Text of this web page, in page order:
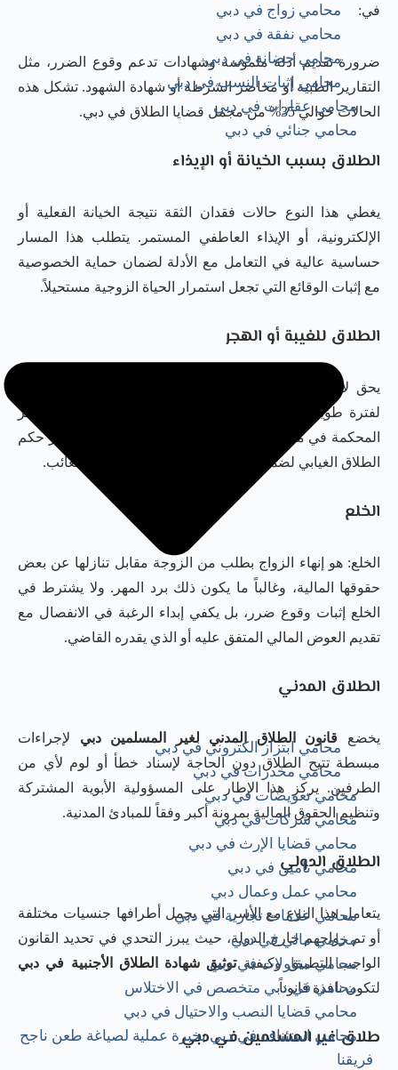
محامي زواج في دبي
محامي نفقة في دبي
محامي حضانة في دبي
محامي إثبات النسب في دبي
محامي عقارات في دبي
محامي جنائي في دبي
محامي ابتزاز الكتروني في دبي
محامي مخدرات في دبي
محامي تعويضات في دبي
محامي شركات في دبي
محامي قضايا الإرث في دبي
محامي تامين في دبي
محامي عمل وعمال دبي
محامي علامات تجارية في دبي
محامي مالي في دبي
محامي مقاولات في دبي
محامي في دبي متخصص في الاختلاس
محامي قضايا النصب والاحتيال في دبي
محامي استئناف في دبي بخبرة عملية لصياغة طعن ناجح
فريقنا
في:
ضرورة تقديم أدلة ملموسة وشهادات تدعم وقوع الضرر، مثل
التقارير الطبية أو محاضر الشرطة أو شهادة الشهود. تشكل هذه
الحالات حوالي 35% من مجمل قضايا الطلاق في دبي.
الطلاق بسبب الخيانة أو الإيذاء
يغطي هذا النوع حالات فقدان الثقة نتيجة الخيانة الفعلية أو
الإلكترونية، أو الإيذاء العاطفي المستمر. يتطلب هذا المسار
حساسية عالية في التعامل مع الأدلة لضمان حماية الخصوصية
مع إثبات الوقائع التي تجعل استمرار الحياة الزوجية مستحيلاً.
الطلاق للغيبة أو الهجر
يحق لأحد الزوجين طلب إنهاء العلاقة إذا غاب الطرف الآخر
لفترة طويلة دون مبرر مقبول أو انقطع تواصله وإنفاقه. تنظر
المحكمة في مدة الغياب والأسباب المحيطة بها قبل إصدار حكم
الطلاق الغيابي لضمان عدم الإجحاف بحقوق الطرف الغائب.
الخلع
الخلع: هو إنهاء الزواج بطلب من الزوجة مقابل تنازلها عن بعض
حقوقها المالية، وغالباً ما يكون ذلك برد المهر. ولا يشترط في
الخلع إثبات وقوع ضرر، بل يكفي إبداء الرغبة في الانفصال مع
تقديم العوض المالي المتفق عليه أو الذي يقدره القاضي.
الطلاق المدني
يخضع قانون الطلاق المدني لغير المسلمين دبي لإجراءات
مبسطة تتيح الطلاق دون الحاجة لإسناد خطأ أو لوم لأي من
الطرفين. يركز هذا الإطار على المسؤولية الأبوية المشتركة
وتنظيم الحقوق المالية بمرونة أكبر وفقاً للمبادئ المدنية.
الطلاق الدولي
يتعامل هذا النوع مع الأسر التي يحمل أطرافها جنسيات مختلفة
أو تم زواجهم خارج الدولة، حيث يبرز التحدي في تحديد القانون
الواجب التطبيق وكيفيةتوثيق شهادة الطلاق الأجنبية في دبي
لتكون نافذة قانوناً.
طلاق غير المسلمين في دبي